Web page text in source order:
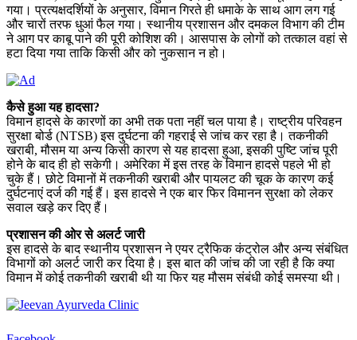
गया। प्रत्यक्षदर्शियों के अनुसार, विमान गिरते ही धमाके के साथ आग लग गई
और चारों तरफ धुआं फैल गया। स्थानीय प्रशासन और दमकल विभाग की टीम
ने आग पर काबू पाने की पूरी कोशिश की। आसपास के लोगों को तत्काल वहां से
हटा दिया गया ताकि किसी और को नुकसान न हो।
कैसे हुआ यह हादसा?
विमान हादसे के कारणों का अभी तक पता नहीं चल पाया है। राष्ट्रीय परिवहन
सुरक्षा बोर्ड (NTSB) इस दुर्घटना की गहराई से जांच कर रहा है। तकनीकी
खराबी, मौसम या अन्य किसी कारण से यह हादसा हुआ, इसकी पुष्टि जांच पूरी
होने के बाद ही हो सकेगी। अमेरिका में इस तरह के विमान हादसे पहले भी हो
चुके हैं। छोटे विमानों में तकनीकी खराबी और पायलट की चूक के कारण कई
दुर्घटनाएं दर्ज की गई हैं। इस हादसे ने एक बार फिर विमानन सुरक्षा को लेकर
सवाल खड़े कर दिए हैं।
प्रशासन की ओर से अलर्ट जारी
इस हादसे के बाद स्थानीय प्रशासन ने एयर ट्रैफिक कंट्रोल और अन्य संबंधित
विभागों को अलर्ट जारी कर दिया है। इस बात की जांच की जा रही है कि क्या
विमान में कोई तकनीकी खराबी थी या फिर यह मौसम संबंधी कोई समस्या थी।